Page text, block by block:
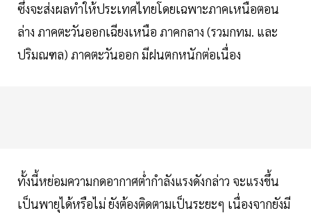
ซึ่งจะส่งผลทำให้ประเทศไทยโดยเฉพาะภาคเหนือตอน
ล่าง ภาคตะวันออกเฉียงเหนือ ภาคกลาง (รวมกทม. และ
ปริมณฑล) ภาคตะวันออก มีฝนตกหนักต่อเนื่อง
ทั้งนี้หย่อมความกดอากาศต่ำกำลังแรงดังกล่าว จะแรงขึ้น
เป็นพายุได้หรือไม่ ยังต้องติดตามเป็นระยะๆ เนื่องจากยังมี